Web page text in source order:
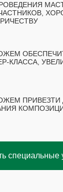
КЛАССА,
ПРИВЕЗТИ
специальные